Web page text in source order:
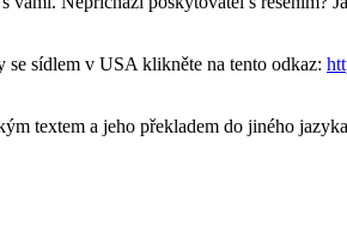
se sídlem v USA klikněte na tento odkaz:
textem a jeho překladem do jiného